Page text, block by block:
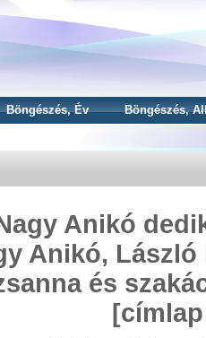
Böngészés, Év
Böngészés,
Anikó
Anikó,
és